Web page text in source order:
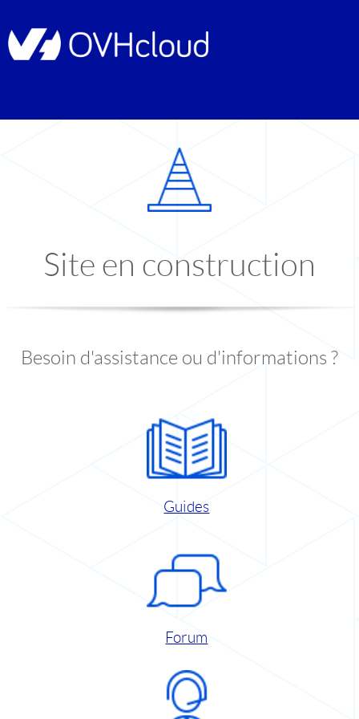
Site en construction
Besoin d'assistance ou d'informations ?
Guides
Forum